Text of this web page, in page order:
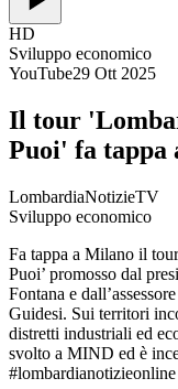
HD
Sviluppo economico
YouTube29 Ott 2025
Il tour
Puoi' fa tappa
LombardiaNotizieTV
Sviluppo economico
Fa tappa a Milano il
Puoi’ promosso dal
Fontana e
Guidesi. Sui territori
distretti industriali ed
svolto a MIND ed è
#lombardianotizieonline